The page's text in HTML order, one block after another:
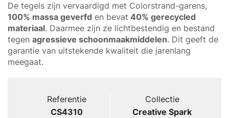
De tegels zijn vervaardigd met Colorstrand-garens,
100% massa geverfd en bevat 40% gerecycled
materiaal. Daarmee zijn ze lichtbestendig en bestand
tegen agressieve schoonmaakmiddelen. Dit geeft de
garantie van uitstekende kwaliteit die jarenlang
meegaat.
Referentie
CS4310
Collectie
Creative Spark